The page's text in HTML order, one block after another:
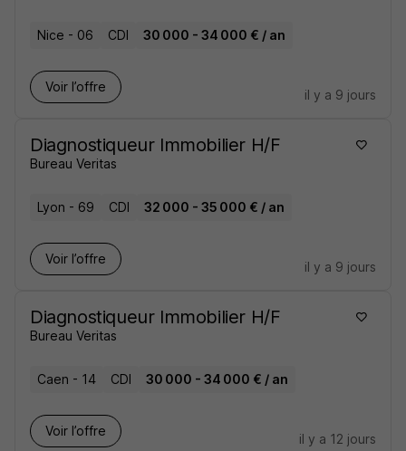
Nice - 06 CDI 30 000 - 34 000 € / an
Voir l’offre
il y a 9 jours
Diagnostiqueur Immobilier H/F
Bureau Veritas
Lyon - 69 CDI 32 000 - 35 000 € / an
Voir l’offre
il y a 9 jours
Diagnostiqueur Immobilier H/F
Bureau Veritas
Caen - 14 CDI 30 000 - 34 000 € / an
Voir l’offre
il y a 12 jours